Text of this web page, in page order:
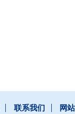
联系我们 网